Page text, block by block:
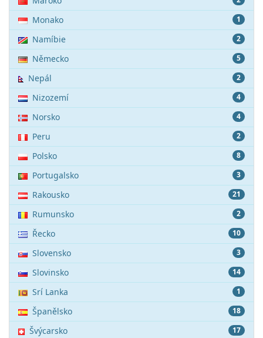
1
Monako
2
Namíbie
5
Německo
2
Nepál
4
Nizozemí
4
Norsko
2
Peru
8
Polsko
3
Portugalsko
21
Rakousko
2
Rumunsko
10
Řecko
3
Slovensko
14
Slovinsko
1
Srí Lanka
18
Španělsko
17
Švýcarsko